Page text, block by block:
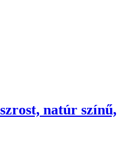
natúr színű,